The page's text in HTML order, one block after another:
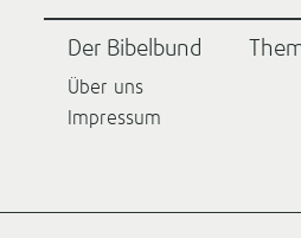
Der Bibelbund
Über uns
Impressum